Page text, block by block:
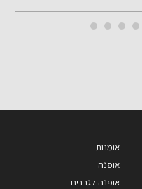
אומנות
אופנה
אופנה לגברים